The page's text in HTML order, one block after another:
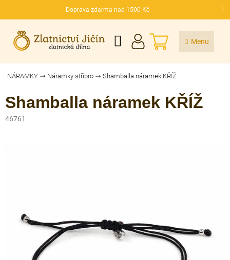
Doprava zdarma nad 1500 Kč
CZK
NÁKUPNÍ
KOŠÍK
NÁRAMKY Náramky stříbro Shamballa náramek KŘÍŽ
Shamballa náramek KŘÍŽ
46761